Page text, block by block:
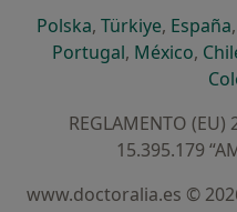
Polskase abre en una
, Türkiyese abre
, España,
Portugalse abre en
, Méxicose
,
REGLAMENTO
15.395.179
www.doctoralia.es ©